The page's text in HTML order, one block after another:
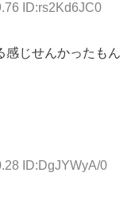
ID:rs2Kd6JC0
感じせんかったもん
ID:DgJYWyA/0